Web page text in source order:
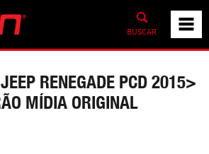
BUSCAR
RENEGADE PCD 2015>
MÍDIA ORIGINAL